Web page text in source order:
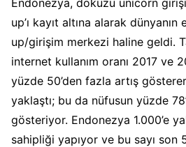
up’ı kayıt altına alarak
up/girişim merkezi haline geldi.
internet kullanım oranı 2017 ve
yüzde 50’den fazla artış
yaklaştı; bu da nüfusun yüzde
gösteriyor. Endonezya 1.000’e
sahipliği yapıyor ve bu sayı son